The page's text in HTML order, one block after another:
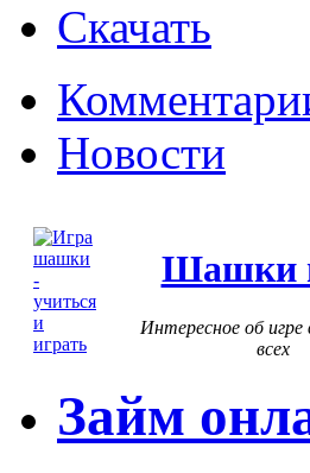
Скачать
Новости
Шашки
Интересное об
всех
Займ